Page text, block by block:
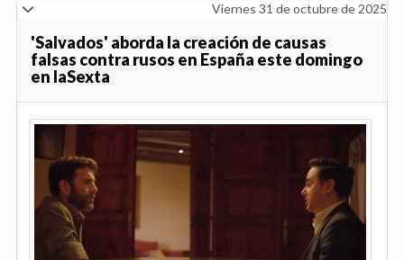
Viernes 31 de octubre de 2025
'Salvados' aborda la creación de causas
falsas contra rusos en España este domingo
en laSexta